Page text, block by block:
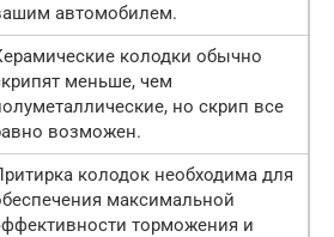
автомобилем.
колодки обычно
меньше, чем
но скрип все
возможен.
колодок необходима для
максимальной
торможения и